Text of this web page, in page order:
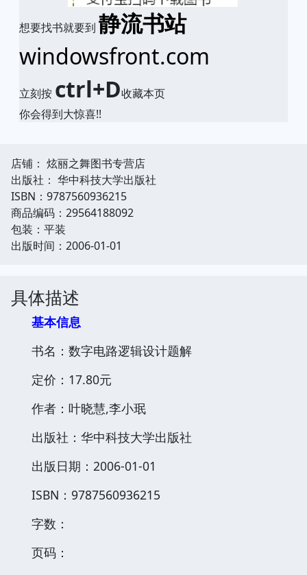
想要找书就要到 静流书站
windowsfront.com
立刻按 ctrl+D收藏本页
你会得到大惊喜!!
店铺： 炫丽之舞图书专营店
出版社： 华中科技大学出版社
ISBN：9787560936215
商品编码：29564188092
包装：平装
出版时间：2006-01-01
具体描述
基本信息
书名：数字电路逻辑设计题解
定价：17.80元
作者：叶晓慧,李小珉
出版社：华中科技大学出版社
出版日期：2006-01-01
ISBN：9787560936215
字数：
页码：